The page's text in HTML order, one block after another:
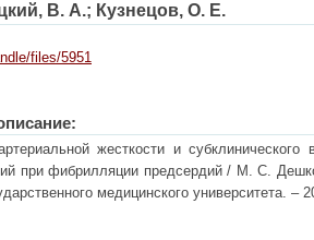
В. А.; Кузнецов, О. Е.
files/5951
жесткости и субклинического
при фибрилляции предсердий / М. С.
медицинского университета.